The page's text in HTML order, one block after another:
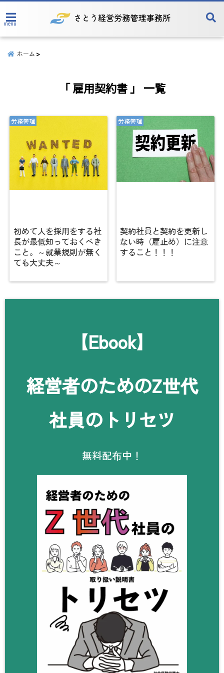
menu
ホーム
「 雇用契約書 」 一覧
労務管理
初めて人を採用をする社
長が最低知っておくべき
こと。～就業規則が無く
ても大丈夫～
労務管理
契約社員と契約を更新し
ない時（雇止め）に注意
すること！！！
【Ebook】
経営者のためのZ世代
社員のトリセツ
無料配布中！